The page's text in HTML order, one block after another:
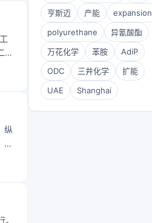
苯
纵
跌
亨斯迈
产能
expansion
polyurethane
异氰酸酯
万花化学
苯胺
AdiP
ODC
三井化学
扩能
UAE
Shanghai